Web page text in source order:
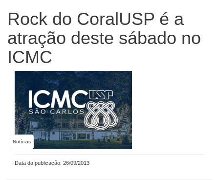
Rock do CoralUSP é a
atração deste sábado no
ICMC
Notícias
Data da publicação: 26/09/2013